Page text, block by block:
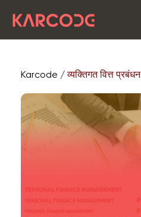
Karcode /व्यक्तिगत वित्त प्रबंधन